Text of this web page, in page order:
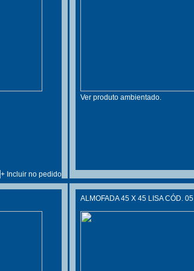
+ Incluir no pedido
Ver produto ambientado.
ALMOFADA 45 X 45 LISA CÓD. 05